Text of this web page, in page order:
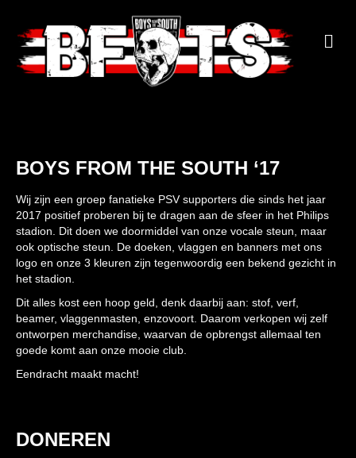
BOYS FROM THE SOUTH ‘17
Wij zijn een groep fanatieke PSV supporters die sinds het jaar
2017 positief proberen bij te dragen aan de sfeer in het Philips
stadion. Dit doen we doormiddel van onze vocale steun, maar
ook optische steun. De doeken, vlaggen en banners met ons
logo en onze 3 kleuren zijn tegenwoordig een bekend gezicht in
het stadion.
Dit alles kost een hoop geld, denk daarbij aan: stof, verf,
beamer, vlaggenmasten, enzovoort. Daarom verkopen wij zelf
ontworpen merchandise, waarvan de opbrengst allemaal ten
goede komt aan onze mooie club.
Eendracht maakt macht!
DONEREN